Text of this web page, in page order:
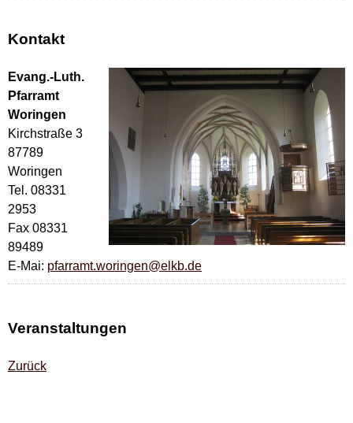
Kontakt
Evang.-Luth.
Pfarramt
Woringen
Kirchstraße 3
87789
Woringen
Tel. 08331
2953
Fax 08331
89489
E-Mai: pfarramt.woringen@elkb.de
Veranstaltungen
Zurück